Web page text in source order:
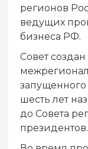
регионов
ведущих
бизнеса РФ.
Совет
запущенного
шесть лет
до Совета
президентов.